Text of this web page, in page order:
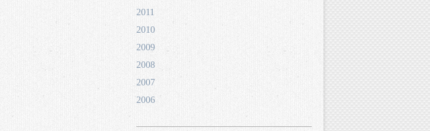
2011
2010
2009
2008
2007
2006